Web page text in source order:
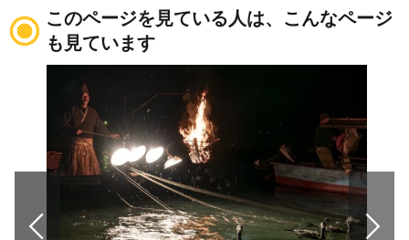
このページを見ている人は、こんなページ
も見ています